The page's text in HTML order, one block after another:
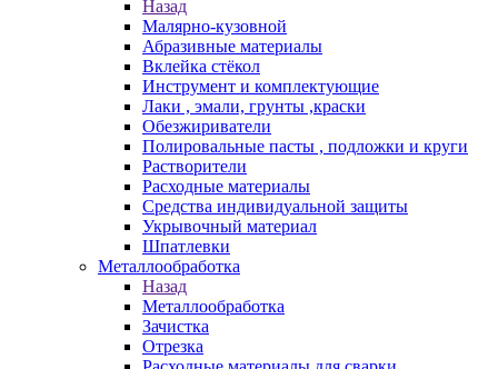
Назад
Малярно-кузовной
Абразивные материалы
Вклейка стёкол
Инструмент и комплектующие
Лаки , эмали, грунты ,краски
Обезжириватели
Полировальные пасты , подложки и круги
Растворители
Расходные материалы
Средства индивидуальной защиты
Укрывочный материал
Шпатлевки
Металлообработка
Назад
Металлообработка
Зачистка
Отрезка